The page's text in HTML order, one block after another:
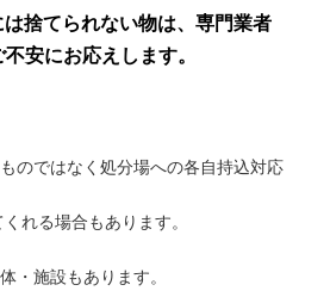
捨てられない物は、専門業者
安にお応えします。
のではなく処分場への各自持込対応
れる場合もあります。
・施設もあります。